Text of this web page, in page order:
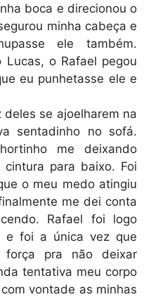
boca e direcionou o
minha cabeça e
ele também.
Lucas, o Rafael pegou
eu punhetasse ele e
se ajoelharem na
sentadinho no sofá.
me deixando
para baixo. Foi
o meu medo atingiu
me dei conta
Rafael foi logo
e foi a única vez que
força pra não deixar
tentativa meu corpo
vontade as minhas